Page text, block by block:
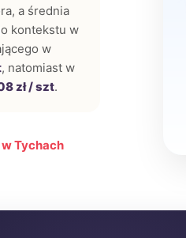
a średnia
kontekstu w
w
, natomiast w
zł / szt.
Tychach